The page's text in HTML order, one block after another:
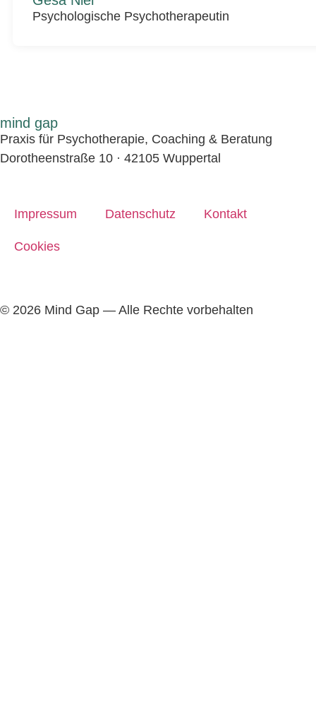
Psychologische Psychotherapeutin
mind gap
Praxis für Psychotherapie, Coaching & Beratung
Dorotheenstraße 10 · 42105 Wuppertal
Impressum Datenschutz Kontakt
Cookies
© 2026 Mind Gap — Alle Rechte vorbehalten